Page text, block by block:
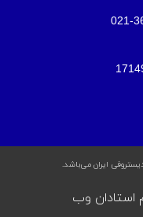
021-
ایران می‌باشد.
استادان وب